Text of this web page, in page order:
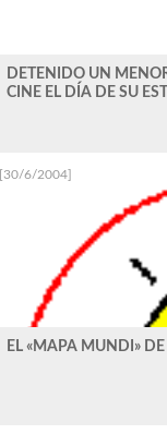
DETENIDO UN
CINE EL DÍA DE SU
EL «MAPA MUNDI»
[30/6/2004]